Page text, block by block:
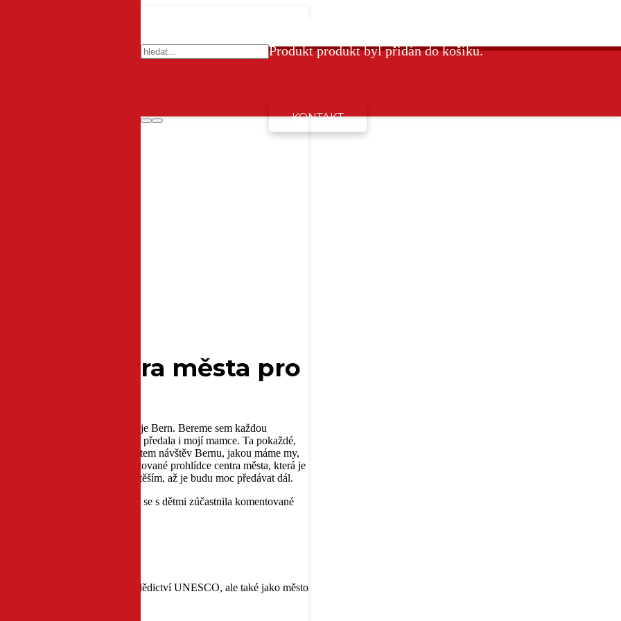
Produktprodukt byl přidán do košíku.
KONTAKT
centra města pro
švýcarské město je Bern. Bereme sem každou
že jsem svou lásku k Bernu předala i mojí mamce. Ta pokaždé,
si myslela, že s takovým počtem návštěv Bernu, jakou máme my,
mýlit! Při nedávné komentované prohlídce centra města, která je
informací, že se nesmírně těším, až je budu moc předávat dál.
Bern
. Ta mě pozvala, abych se s dětmi zúčastnila komentované
vlastní.
na seznam světového dědictví UNESCO, ale také jako město
„pikošek“.